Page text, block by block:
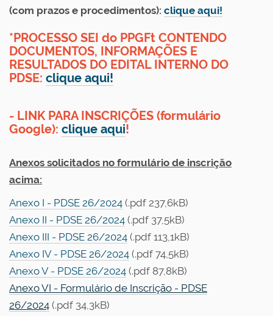
(com prazos e procedimentos): clique aqui!
*PROCESSO SEI do PPGFt CONTENDO
DOCUMENTOS, INFORMAÇÕES E
RESULTADOS DO EDITAL INTERNO DO
PDSE: clique aqui!
- LINK PARA INSCRIÇÕES (formulário
Google): clique aqui!
Anexos solicitados no formulário de inscrição
acima:
Anexo I - PDSE 26/2024 (.pdf 237,6kB)
Anexo II - PDSE 26/2024 (.pdf 37,5kB)
Anexo III - PDSE 26/2024 (.pdf 113,1kB)
Anexo IV - PDSE 26/2024 (.pdf 74,5kB)
Anexo V - PDSE 26/2024 (.pdf 87,8kB)
Anexo VI - Formulário de Inscrição - PDSE
26/2024 (.pdf 34,3kB)